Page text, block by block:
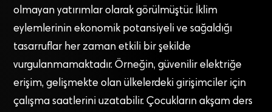
olmayan yatırımlar olarak görülmüştür. İklim
eylemlerinin ekonomik potansiyeli ve sağaldığı
tasarruflar her zaman etkili bir şekilde
vurgulanmamaktadır. Örneğin, güvenilir elektriğe
erişim, gelişmekte olan ülkelerdeki girişimciler için
çalışma saatlerini uzatabilir. Çocukların akşam ders